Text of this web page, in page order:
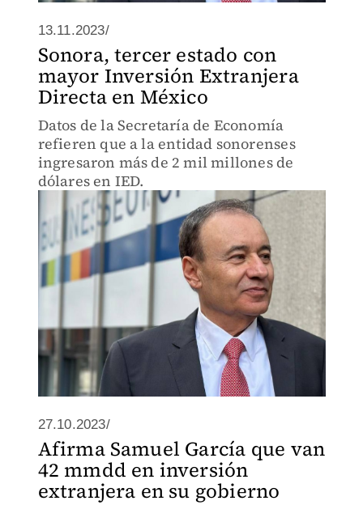
13.11.2023/
Sonora, tercer estado con
mayor Inversión Extranjera
Directa en México
Datos de la Secretaría de Economía
refieren que a la entidad sonorenses
ingresaron más de 2 mil millones de
dólares en IED.
27.10.2023/
Afirma Samuel García que van
42 mmdd en inversión
extranjera en su gobierno